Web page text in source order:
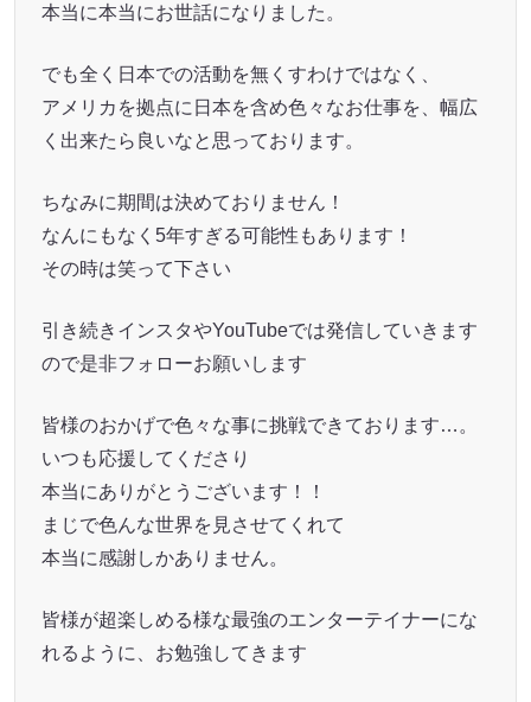
本当に本当にお世話になりました。
でも全く日本での活動を無くすわけではなく、
アメリカを拠点に日本を含め色々なお仕事を、幅広
く出来たら良いなと思っております。
ちなみに期間は決めておりません！
なんにもなく5年すぎる可能性もあります！
その時は笑って下さい
引き続きインスタやYouTubeでは発信していきます
ので是非フォローお願いします
皆様のおかげで色々な事に挑戦できております…。
いつも応援してくださり
本当にありがとうございます！！
まじで色んな世界を見させてくれて
本当に感謝しかありません。
皆様が超楽しめる様な最強のエンターテイナーにな
れるように、お勉強してきます